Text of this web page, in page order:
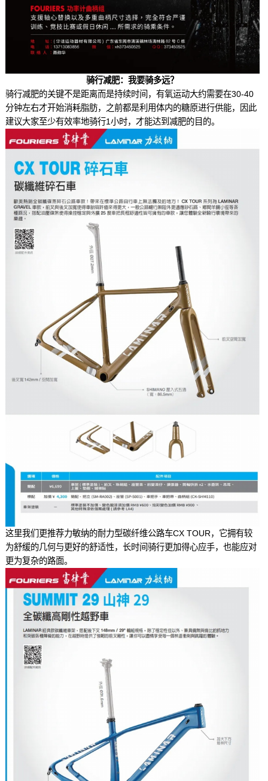
骑行减肥：我要骑多远？
骑行减肥的关键不是距离而是持续时间，有氧运动大约需要在30-40
分钟左右才开始消耗脂肪，之前都是利用体内的糖原进行供能，因此
建议大家至少有效率地骑行1小时，才能达到减肥的目的。
这里我们更推荐力敏纳的耐力型碳纤维公路车CX TOUR，它拥有较
为舒缓的几何与更好的舒适性，长时间骑行更加得心应手，也能应对
更为复杂的路面。